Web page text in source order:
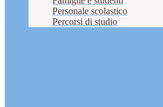
Personale scolastico
Percorsi di studio